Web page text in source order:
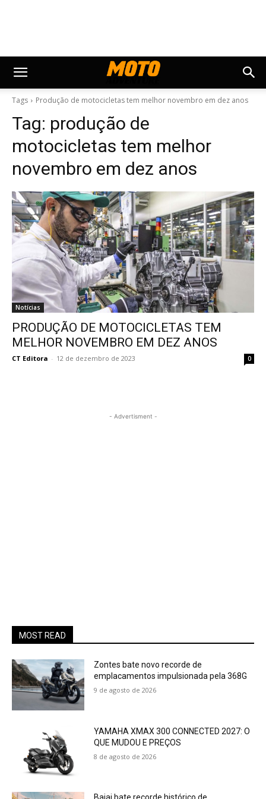
Tags Produção de motocicletas tem melhor novembro em dez anos
Tag: produção de
motocicletas tem melhor
novembro em dez anos
Notícias
PRODUÇÃO DE MOTOCICLETAS TEM
MELHOR NOVEMBRO EM DEZ ANOS
CT Editora - 12 de dezembro de 2023 0
- Advertisment -
MOST READ
Zontes bate novo recorde de
emplacamentos impulsionada pela 368G
9 de agosto de 2026
YAMAHA XMAX 300 CONNECTED 2027: O
QUE MUDOU E PREÇOS
8 de agosto de 2026